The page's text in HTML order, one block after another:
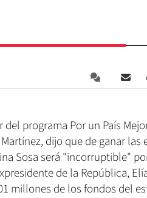
del programa Por un País
dijo que de ganar
Sosa será "incorruptible"
de la República,
millones de los fondos del